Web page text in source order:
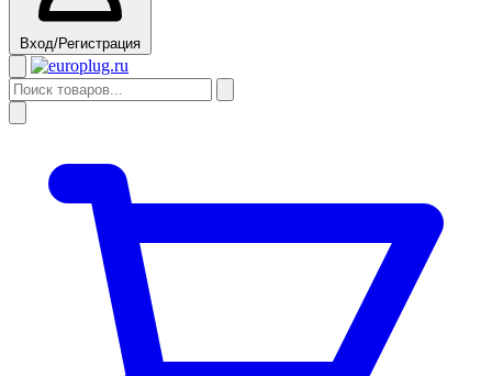
Вход/Регистрация